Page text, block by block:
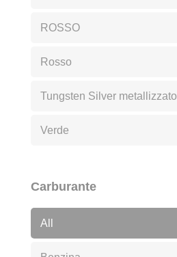
ROSSO
Rosso
Tungsten Silver metallizzato
Verde
Carburante
All